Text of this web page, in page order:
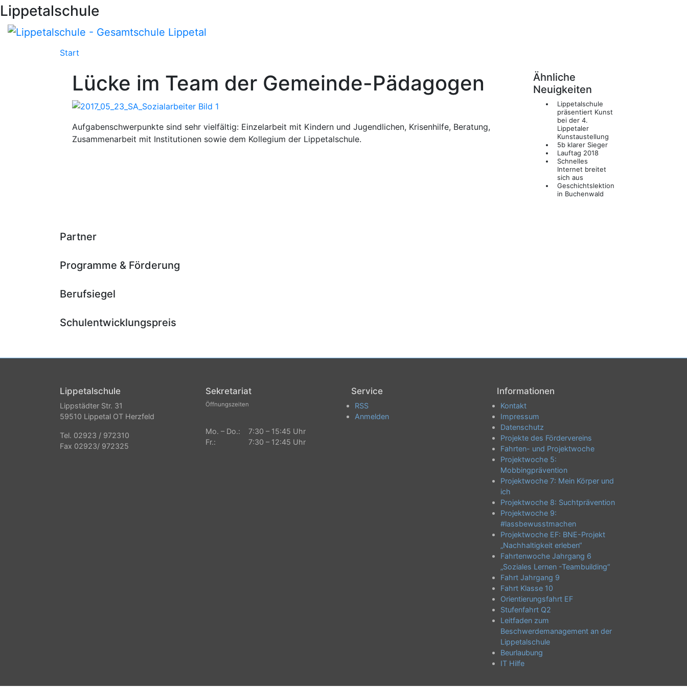
Lippetalschule
Start
Lücke im Team der Gemeinde-Pädagogen
Aufgabenschwerpunkte sind sehr vielfältig: Einzelarbeit mit Kindern und Jugendlichen, Krisenhilfe, Beratung,
Zusammenarbeit mit Institutionen sowie dem Kollegium der Lippetalschule.
Ähnliche
Neuigkeiten
Lippetalschule
präsentiert Kunst
bei der 4.
Lippetaler
Kunstaustellung
5b klarer Sieger
Lauftag 2018
Schnelles
Internet breitet
sich aus
Geschichtslektion
in Buchenwald
Partner
Programme & Förderung
Berufsiegel
Schulentwicklungspreis
Lippetalschule
Lippstädter Str. 31
59510 Lippetal OT Herzfeld
Tel. 02923 / 972310
Fax 02923/ 972325
Sekretariat
Öffnungszeiten
Mo. – Do.: 7:30 – 15:45 Uhr
Fr.: 7:30 – 12:45 Uhr
Service
RSS
Anmelden
Informationen
Kontakt
Impressum
Datenschutz
Projekte des Fördervereins
Fahrten- und Projektwoche
Projektwoche 5:
Mobbingprävention
Projektwoche 7: Mein Körper und
ich
Projektwoche 8: Suchtprävention
Projektwoche 9:
#lassbewusstmachen
Projektwoche EF: BNE-Projekt
„Nachhaltigkeit erleben“
Fahrtenwoche Jahrgang 6
„Soziales Lernen -Teambuilding“
Fahrt Jahrgang 9
Fahrt Klasse 10
Orientierungsfahrt EF
Stufenfahrt Q2
Leitfaden zum
Beschwerdemanagement an der
Lippetalschule
Beurlaubung
IT Hilfe